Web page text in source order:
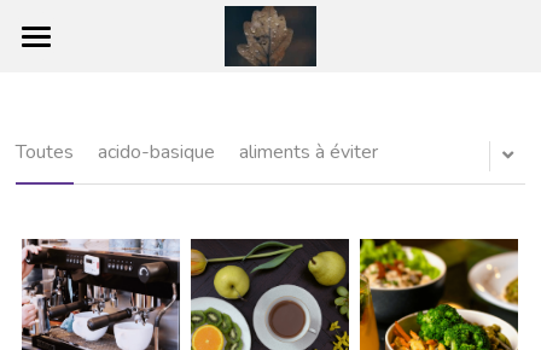
Le jeûne de 7 jours pas à pas
La préparation
Toutes acido-basique aliments à éviter